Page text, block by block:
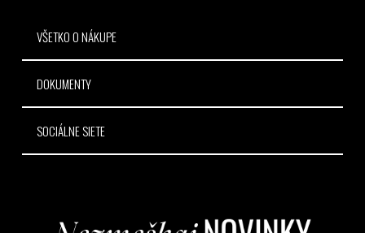
k
ý
s
VŠETKO O NÁKUPE
DOKUMENTY
SOCIÁLNE SIETE